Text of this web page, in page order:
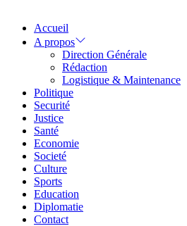
Accueil
A propos
Direction Générale
Rédaction
Logistique & Maintenance
Politique
Securité
Justice
Santé
Economie
Societé
Culture
Sports
Education
Diplomatie
Contact